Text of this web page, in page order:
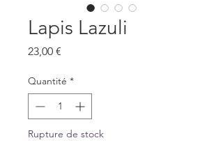
Lapis Lazuli
23,00 €
Quantité *
Rupture de stock